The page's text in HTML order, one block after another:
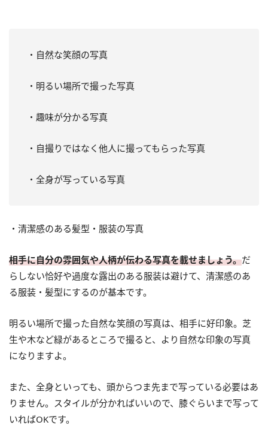
・自然な笑顔の写真
・明るい場所で撮った写真
・趣味が分かる写真
・自撮りではなく他人に撮ってもらった写真
・全身が写っている写真
・清潔感のある髪型・服装の写真
相手に自分の雰囲気や人柄が伝わる写真を載せましょう。だ
らしない恰好や過度な露出のある服装は避けて、清潔感のあ
る服装・髪型にするのが基本です。
明るい場所で撮った自然な笑顔の写真は、相手に好印象。芝
生や木など緑があるところで撮ると、より自然な印象の写真
になりますよ。
また、全身といっても、頭からつま先まで写っている必要はあ
りません。スタイルが分かればいいので、膝ぐらいまで写って
いればOKです。